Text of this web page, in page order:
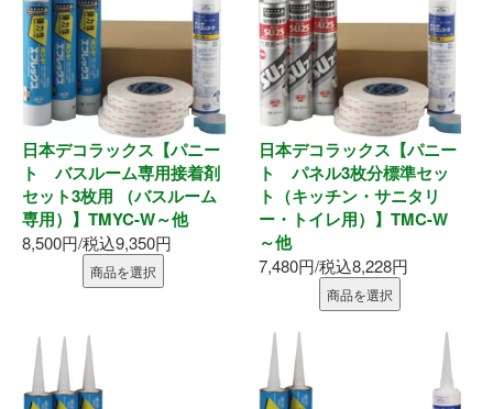
養生・保護材
屋内用手すり
屋外用手すり
棚柱・収納
点検口・収納庫
水廻り
日本デコラックス【パニー
ト バスルーム専用接着剤
セット3枚用 （バスルーム
専用）】TMYC-W～他
8,500円/税込9,350円
商品を選択
日本デコラックス【パニー
ト パネル3枚分標準セッ
ト（キッチン・サニタリ
ー・トイレ用）】TMC-W
～他
7,480円/税込8,228円
商品を選択